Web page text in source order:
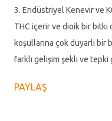
ediliyordu. Yörede ekili
söz ettiren tesiste yüzden
sonrasında ham
ned...
3. Endüstriyel Kenevir ve
THC içerir ve dioik bir bitki
koşullarına çok duyarlı
farklı gelişim şekli ve
yetiştirmek suretiyle
PAYLAŞ